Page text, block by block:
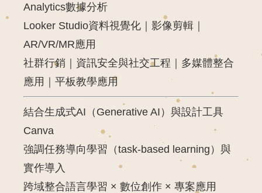
Analytics數據分析
Looker Studio資料視覺化｜ 影像剪輯｜
AR/VR/MR應用
社群行銷｜ 資訊安全與社交工程｜ 多媒體整合
應用｜ 平板教學應用
結合生成式AI（ Generative AI） 與設計工具
Canva
強調任務導向學習（task-based learning） 與
實作導入
跨域整合語言學習 × 數位創作 × 專案應用